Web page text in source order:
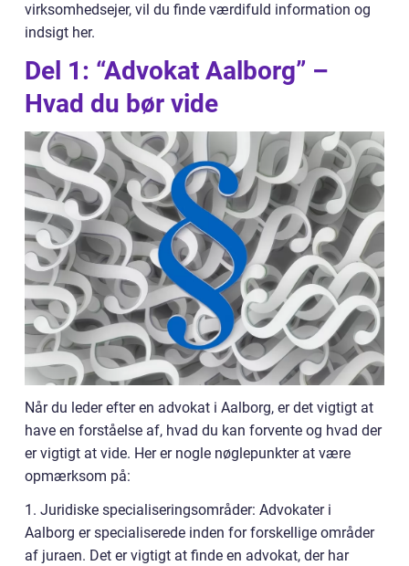
virksomhedsejer, vil du finde værdifuld information og
indsigt her.
Del 1: “Advokat Aalborg” –
Hvad du bør vide
Når du leder efter en advokat i Aalborg, er det vigtigt at
have en forståelse af, hvad du kan forvente og hvad der
er vigtigt at vide. Her er nogle nøglepunkter at være
opmærksom på:
1. Juridiske specialiseringsområder: Advokater i
Aalborg er specialiserede inden for forskellige områder
af juraen. Det er vigtigt at finde en advokat, der har